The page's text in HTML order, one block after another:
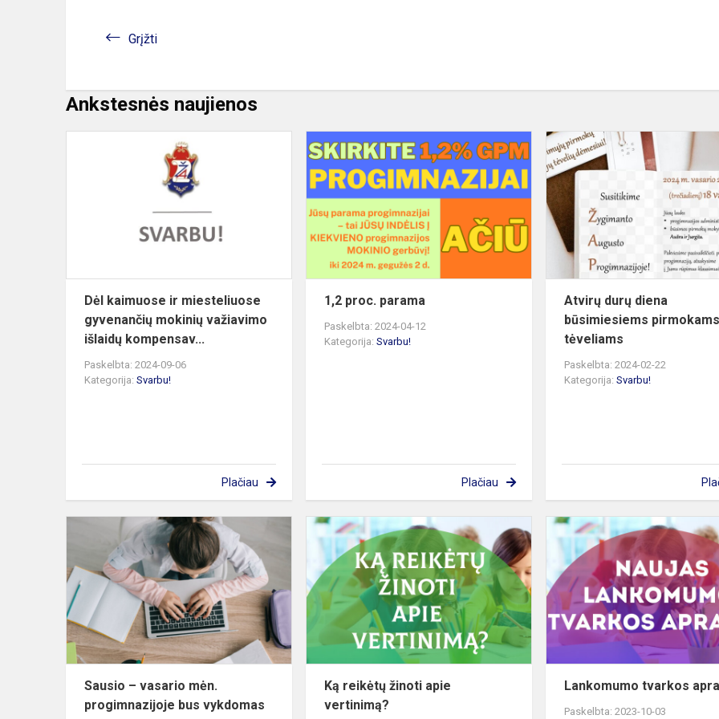
Grįžti
Ankstesnės naujienos
kaimuose
miesteliuose
gyvenančių
mokinių
Dėl kaimuose ir miesteliuose
gyvenančių mokinių važiavimo
išlaidų kompensav...
Paskelbta: 2024-09-06
Kategorija: Svarbu!
Plačiau
1,2
proc.
parama
1,2 proc. parama
Paskelbta: 2024-04-12
Kategorija:Svarbu!
Plačiau
Atvirų durų diena
būsimiesiems
tėveliams
Paskelbta: 2024-02-22
Kategorija:Svarbu!
Sausio
vasario
mėn.
progimnazijoje
bus
vykdomas
NMPP
Sausio – vasario mėn.
progimnazijoje bus vykdomas
reikėtų
žinoti
apie
vertinimą?
Ką reikėtų žinoti apie
vertinimą?
Lankomumo tvarkos
Paskelbta: 2023-10-03